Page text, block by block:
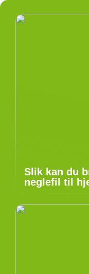
Slik kan du
neglefil til